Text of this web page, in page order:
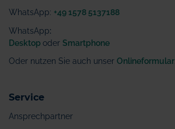
WhatsApp: +49 1578 5137188
WhatsApp:
Desktop oder Smartphone
Oder nutzen Sie auch unser Onlineformular
Service
Ansprechpartner